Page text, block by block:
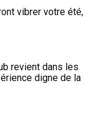
vibrer votre été,
revient dans les
digne de la